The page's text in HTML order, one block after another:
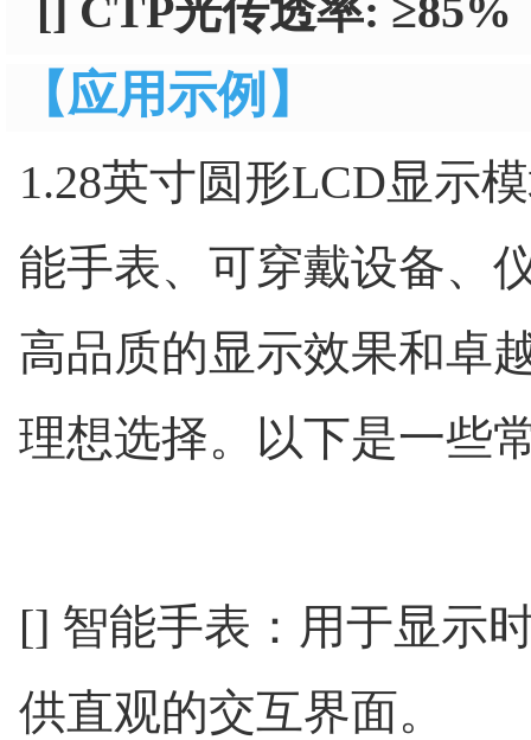
[] CTP光传透率: ≥85%
【应用示例】
1.28英寸圆形LCD显示
能手表、可穿戴设备、
高品质的显示效果和卓
理想选择。以下是一些
[] 智能手表：用于显示
供直观的交互界面。